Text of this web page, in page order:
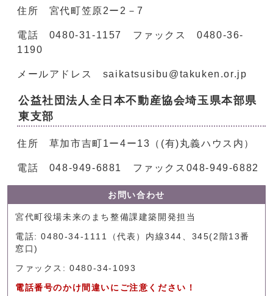
住所 宮代町笠原2ー2－7
電話 0480-31-1157 ファックス 0480-36-
1190
メールアドレス saikatsusibu@takuken.or.jp
公益社団法人全日本不動産協会埼玉県本部県
東支部
住所 草加市吉町1ー4ー13（(有)丸義ハウス内）
電話 048-949-6881 ファックス048-949-6882
お問い合わせ
宮代町役場未来のまち整備課建築開発担当
電話: 0480-34-1111（代表）内線344、345(2階13番
窓口)
ファックス: 0480-34-1093
電話番号のかけ間違いにご注意ください！